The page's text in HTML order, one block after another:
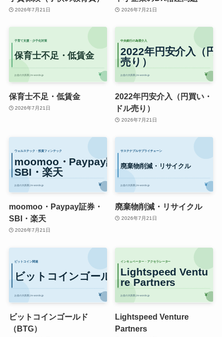
2026年7月21日 2026年7月21日
保育士不足・低賃金
2026年7月21日
2022年円安介入（円買い・
ドル売り）
2026年7月21日
moomoo・Paypay証券・
SBI・楽天
2026年7月21日
廃棄物削減・リサイクル
2026年7月21日
ビットコインゴールド
（BTG）
Lightspeed Venture
Partners